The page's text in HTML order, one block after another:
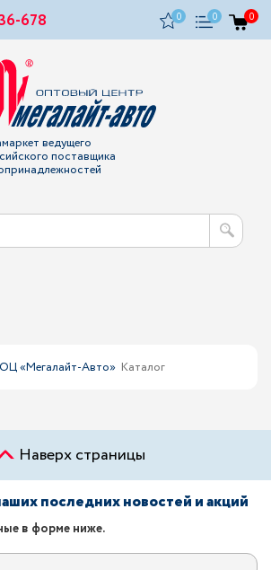
678 0 0 0
ведущего
поставщика
«Мегалайт-Авто» Каталог
Наверх страницы
последних новостей и акций
в форме ниже.